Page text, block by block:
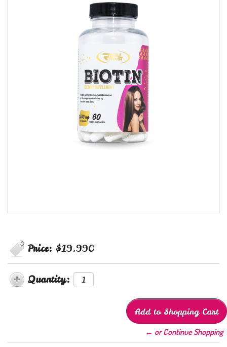
Price: $19.990
Quantity:
← or Continue Shopping